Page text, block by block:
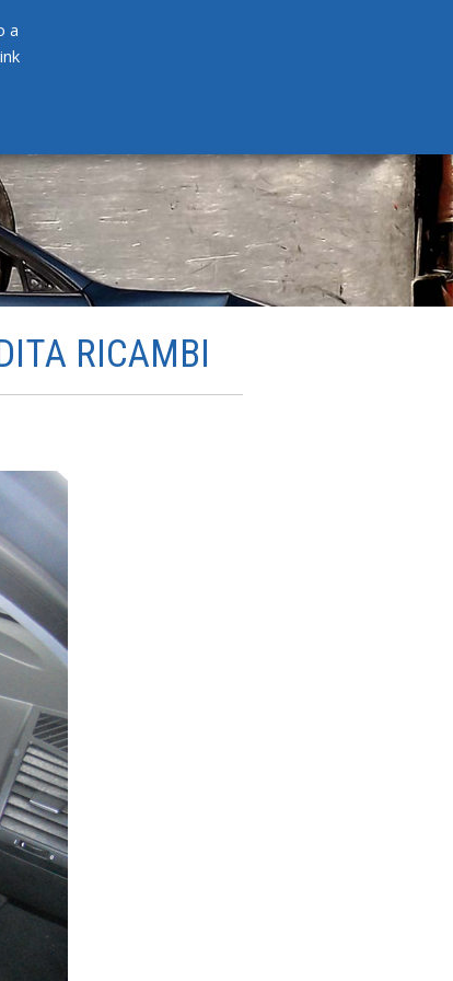
RICAMBI
a